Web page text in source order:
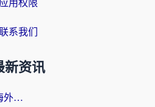
应用权限
系我们
新资讯
雷神手游和sixfast哪个好？海外党亲测3款回国加速器，教你选对不踩坑